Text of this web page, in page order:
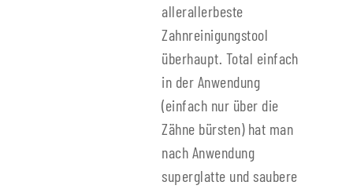
allerallerbeste
Zahnreinigungstool
überhaupt. Total einfach
in der Anwendung
(einfach nur über die
Zähne bürsten) hat man
nach Anwendung
superglatte und saubere